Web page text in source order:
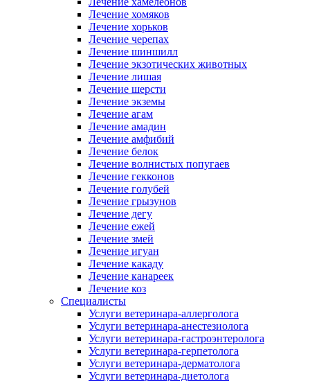
Лечение хомяков
Лечение хорьков
Лечение черепах
Лечение шиншилл
Лечение экзотических животных
Лечение лишая
Лечение шерсти
Лечение экземы
Лечение агам
Лечение амадин
Лечение амфибий
Лечение белок
Лечение волнистых попугаев
Лечение гекконов
Лечение голубей
Лечение грызунов
Лечение дегу
Лечение ежей
Лечение змей
Лечение игуан
Лечение какаду
Лечение канареек
Лечение коз
Специалисты
Услуги ветеринара-аллерголога
Услуги ветеринара-анестезиолога
Услуги ветеринара-гастроэнтеролога
Услуги ветеринара-герпетолога
Услуги ветеринара-дерматолога
Услуги ветеринара-диетолога